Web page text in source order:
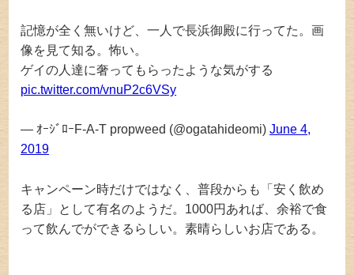
記憶が全く無いけど、一人で長浜御殿に行ってた。画
像を見て知る。怖い。
ゲイの人達に奢ってもらったような気がする
pic.twitter.com/vnuP2c6VSy
— ｵｰｼﾞﾛｰF-A-T propweed (@ogatahideomi)June 4,
2019
キャンペーン時だけではなく、普段からも「安く飲め
る店」として有名のようだ。1000円あれば、余裕で食
って飲んでができるらしい。素晴らしいお店である。